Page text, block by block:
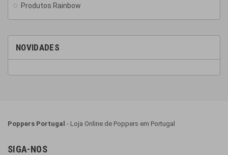
Produtos Rainbow
NOVIDADES
Poppers Portugal - Loja Online de Poppers em Portugal
SIGA-NOS